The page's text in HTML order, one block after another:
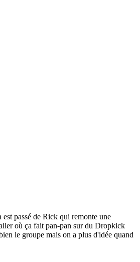
passé de Rick qui remonte une
où ça fait pan-pan sur du Dropkick
le groupe mais on a plus d'idée quand